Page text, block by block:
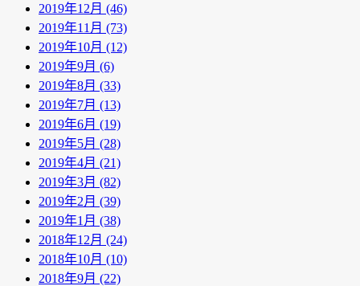
2019年12月 (46)
2019年11月 (73)
2019年10月 (12)
2019年9月 (6)
2019年8月 (33)
2019年7月 (13)
2019年6月 (19)
2019年5月 (28)
2019年4月 (21)
2019年3月 (82)
2019年2月 (39)
2019年1月 (38)
2018年12月 (24)
2018年10月 (10)
2018年9月 (22)